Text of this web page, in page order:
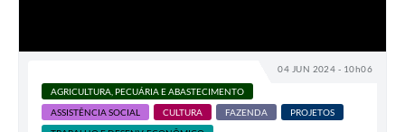
04 JUN 2024 - 10h06
AGRICULTURA, PECUÁRIA E ABASTECIMENTO
ASSISTÊNCIA SOCIAL
CULTURA FAZENDA
PROJETOS